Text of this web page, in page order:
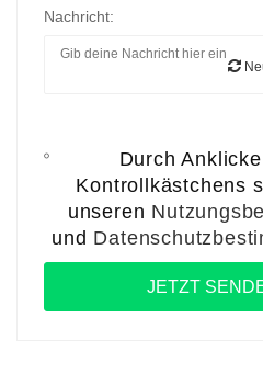
Nachricht:
Durch
Kontrollkästchens
unseren
und